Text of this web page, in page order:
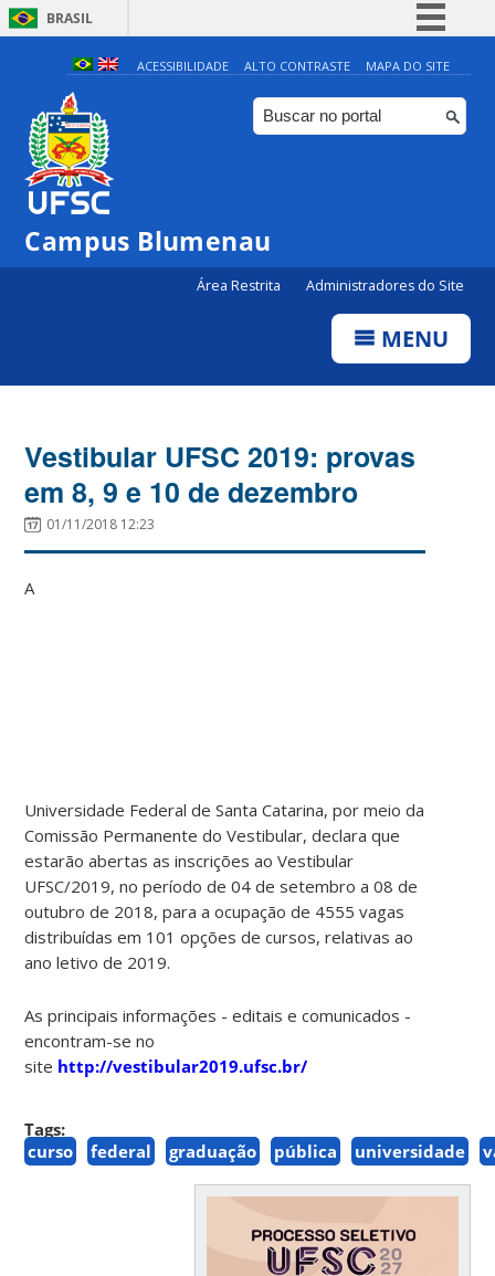
BRASIL
Simplifique!
Comunica BR
Participe
ACESSIBILIDADE ALTO CONTRASTE MAPA DO SITE
Campus Blumenau
Área Restrita Administradores do Site
MENU
Vestibular UFSC 2019: provas
em 8, 9 e 10 de dezembro
01/11/2018 12:23
A
Universidade Federal de Santa Catarina, por meio da
Comissão Permanente do Vestibular, declara que
estarão abertas as inscrições ao Vestibular
UFSC/2019, no período de 04 de setembro a 08 de
outubro de 2018, para a ocupação de 4555 vagas
distribuídas em 101 opções de cursos, relativas ao
ano letivo de 2019.
As principais informações - editais e comunicados -
encontram-se no
site http://vestibular2019.ufsc.br/
Tags:
curso
federal graduação pública universidade